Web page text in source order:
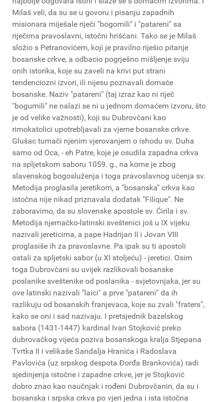
Milaš veli, da su se u govoru i pisanju zapadnih
misionara miješale riječi "bogomili" i "patareni" sa
riječima pravoslavni, istočni hrišćani. Tako se je Milaš
složio s Petranovićem, koji je pravilno riješio pitanje
bosanske crkve, a odbacio pogrješno mišljenje sviju
onih istorika, koje su zaveli na krivi put strani
tendenciozni izvori, ili nijesu poznavali domaće
bosanske. Naziv "patareni" (taj izraz kao ni riječ
"bogumili" ne nalazi se ni u jednom domaćem izvoru, što
je od velike važnosti), koji su Dubrovčani kao
rimokatolici upotrebljavali za vjerne bosanske crkve.
Glušac tumači njenim vjerovanjem o ishodu sv. Duha
samo od Oca, - eh Patre, koje je osudila zapadna crkva
na spljetskom saboru 1059. g., na kome je zbog
slavenskog bogosluženja i toga pravoslavnog učenja sv.
Metodija proglasila jeretikom, a "bosanska" crkva kao
istočna nije nikad priznavala dodatak "Filique". Ne
zaboravimo, da su slovenske apostole sv. Ćirila i sv.
Metodija njemačko-latinski sveštenici još u IX vijeku
nazivali jereticima, a pape Hadrijan II i Jovan VIII
proglasiše ih za pravoslavne. Pa ipak su ti apostoli
ostali za spljetski sabor (u XI stoljeću) - jeretici. Osim
toga Dubrovčani su uvijek razlikovali bosanske
poslanike sveštenike od poslanika - svjetovnjaka, jer su
ove latinski nazivali "laici" a prve "patareni" da ih
razlikuju od bosanskih franjevaca, koje su zvali "fraters",
kako se oni i sad nazivaju. I pretsjednik bazelskog
sabora (1431-1447) kardinal Ivan Stojković preko
dubrovačkog vijeća poziva bosanskoga kralja Stjepana
Tvrtka II i velikaše Sandalja Hranića i Radoslava
Pavlovića (uz srpskog despota Đorđa Brankovića) radi
sjedinjenja istočne i zapadne crkve, jer je Stojković
dobro znao kao naučnjak i rođeni Dubrovčanin, da su i
bosanska i srpska crkva po vjeri jedna i ista istočna